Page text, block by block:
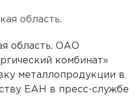
область.
область. ОАО
комбинат»
металлопродукции в
ЕАН в пресс-службе